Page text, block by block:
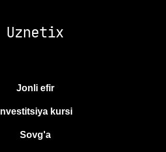
Uznetix
Jonli efir
Investitsiya kursi
Sovg'a